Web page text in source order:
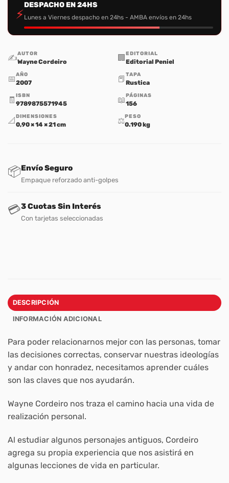
⚡
DESPACHO EN 24HS
Lunes a Viernes despacho en 24hs - AMBA envíos en 24hs
✍️AUTOR
Wayne Cordeiro 🏢 EDITORIAL
Editorial Peniel
📅AÑO
2007 📕 TAPA
Rustica
🧾 ISBN
9789875571945 📖PÁGINAS
156
📐 DIMENSIONES
0,90 × 14 × 21 cm ⚖️PESO
0.190 kg
📦Envío Seguro
Empaque reforzado anti-golpes
💳3 Cuotas Sin Interés
Con tarjetas seleccionadas
DESCRIPCIÓN
INFORMACIÓN ADICIONAL
Para poder relacionarnos mejor con las personas, tomar
las decisiones correctas, conservar nuestras ideologías
y andar con honradez, necesitamos aprender cuáles
son las claves que nos ayudarán.
Wayne Cordeiro nos traza el camino hacia una vida de
realización personal.
Al estudiar algunos personajes antiguos, Cordeiro
agrega su propia experiencia que nos asistirá en
algunas lecciones de vida en particular.